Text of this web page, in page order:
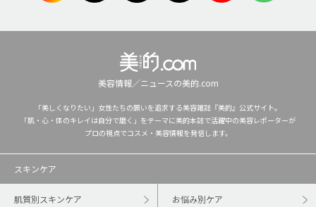
美容情報／ニュースの美的.com
「美しくなりたい」女性たちの願いを追求する美容雑誌『美的』公式サイト。
「肌・心・体のキレイは自分で磨く」をテーマに美的本誌で活躍中の美容レポーターが
プロの視点でコスメ・美容情報を発信します。
スキンケア
肌質別スキンケア お悩み別ケア